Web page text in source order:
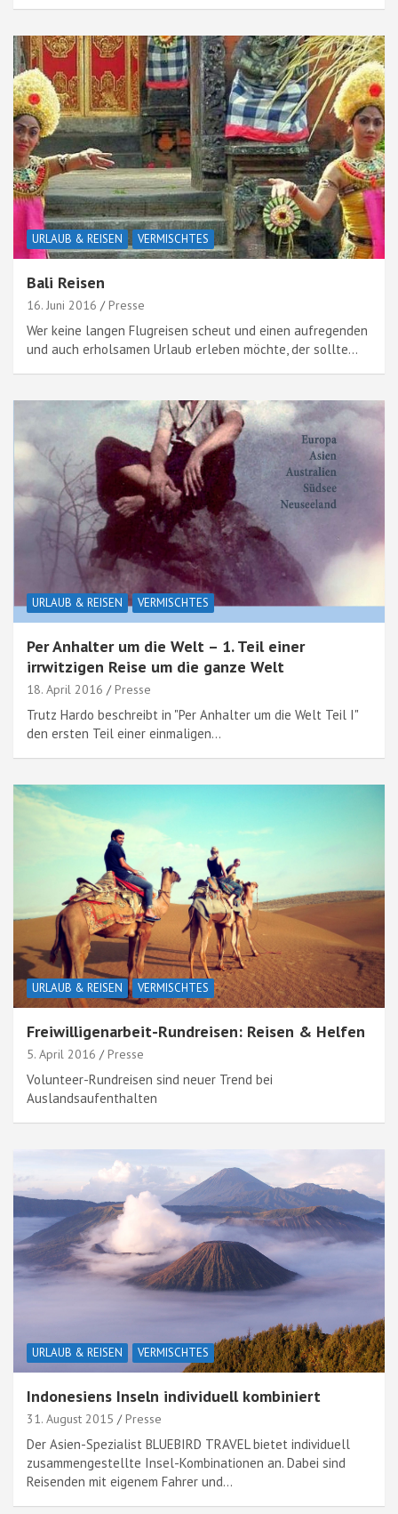
URLAUB & REISEN VERMISCHTES
Bali Reisen
16. Juni 2016 Presse
Wer keine langen Flugreisen scheut und einen aufregenden
und auch erholsamen Urlaub erleben möchte, der sollte…
URLAUB & REISEN VERMISCHTES
Per Anhalter um die Welt – 1. Teil einer
irrwitzigen Reise um die ganze Welt
18. April 2016 Presse
Trutz Hardo beschreibt in "Per Anhalter um die Welt Teil I"
den ersten Teil einer einmaligen…
URLAUB & REISEN VERMISCHTES
Freiwilligenarbeit-Rundreisen: Reisen & Helfen
5. April 2016 Presse
Volunteer-Rundreisen sind neuer Trend bei
Auslandsaufenthalten
URLAUB & REISEN VERMISCHTES
Indonesiens Inseln individuell kombiniert
31. August 2015 Presse
Der Asien-Spezialist BLUEBIRD TRAVEL bietet individuell
zusammengestellte Insel-Kombinationen an. Dabei sind
Reisenden mit eigenem Fahrer und…